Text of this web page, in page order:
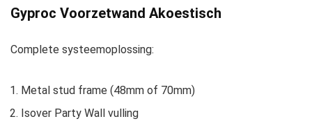
Gyproc Voorzetwand Akoestisch
Complete systeemoplossing:
Metal stud frame (48mm of 70mm)
Isover Party Wall vulling